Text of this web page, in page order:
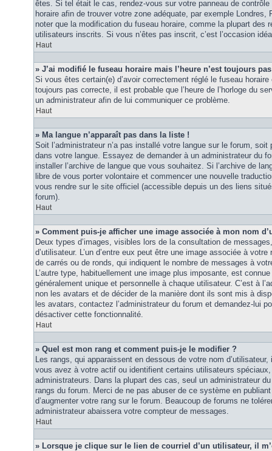
êtes. Si tel était le cas, rendez-vous sur votre panneau de
horaire afin de trouver votre zone adéquate, par exemple
noter que la modification du fuseau horaire, comme la plupart des
utilisateurs inscrits. Si vous n’êtes pas inscrit, c’est l’occasion
Haut
» J’ai modifié le fuseau horaire mais l’heure n’est toujours
Si vous êtes certain(e) d’avoir correctement réglé le fuseau horaire
toujours pas correcte, il est probable que l’heure de l’horloge du
un administrateur afin de lui communiquer ce problème.
Haut
» Ma langue n’apparaît pas dans la liste !
Soit l’administrateur n’a pas installé votre langue sur le forum, soit
dans votre langue. Essayez de demander à un administrateur du
installer l’archive de langue que vous souhaitez. Si l’archive de
libre de vous porter volontaire et commencer une nouvelle
vous rendre sur le site officiel (accessible depuis un des liens
forum).
Haut
» Comment puis-je afficher une image associée à mon nom
Deux types d’images, visibles lors de la consultation de
d’utilisateur. L’un d’entre eux peut être une image associée à
de carrés ou de ronds, qui indiquent le nombre de messages à
L’autre type, habituellement une image plus imposante, est
généralement unique et personnelle à chaque utilisateur. C’est à
non les avatars et de décider de la manière dont ils sont mis à
les avatars, contactez l’administrateur du forum et demandez-lui
désactiver cette fonctionnalité.
Haut
» Quel est mon rang et comment puis-je le modifier ?
Les rangs, qui apparaissent en dessous de votre nom
vous avez à votre actif ou identifient certains utilisateurs
administrateurs. Dans la plupart des cas, seul un administrateur
rangs du forum. Merci de ne pas abuser de ce système en
d’augmenter votre rang sur le forum. Beaucoup de forums ne
administrateur abaissera votre compteur de messages.
Haut
» Lorsque je clique sur le lien de courriel d’un utilisateur, il